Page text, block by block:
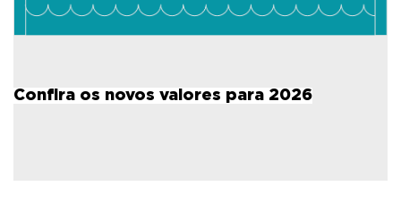
Confira os novos valores para 2026